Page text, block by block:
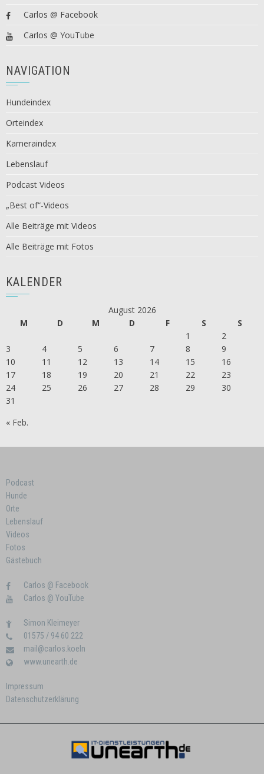
Carlos @ Facebook
Carlos @ YouTube
NAVIGATION
Hundeindex
Orteindex
Kameraindex
Lebenslauf
Podcast Videos
„Best of“-Videos
Alle Beiträge mit Videos
Alle Beiträge mit Fotos
KALENDER
August 2026
M
D M D F S
S
1
2
3
4 5 6 7 8
9
10
11 12 13 14 15
16
17
18 19 20 21 22
23
24
25 26 27 28 29
30
31
« Feb.
Podcast
Hunde
Orte
Lebenslauf
Videos
Fotos
Gästebuch
Carlos @ Facebook
Carlos @ YouTube
Simon Kleimeyer
01575 / 94 60 222
mail@carlos.koeln
www.unearth.de
Impressum
Datenschutzerklärung